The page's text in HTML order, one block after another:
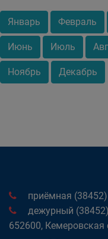
Январь Февраль
Июнь Июль
Ноябрь Декабрь
приёмная
дежурный
652600, Кемеровская